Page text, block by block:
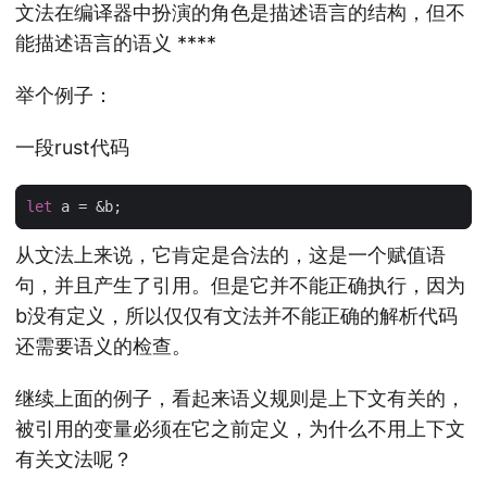
文法在编译器中扮演的角色是描述语言的结构，但不
能描述语言的语义 ****
举个例子：
一段rust代码
let a = &b;
从文法上来说，它肯定是合法的，这是一个赋值语
句，并且产生了引用。但是它并不能正确执行，因为
b没有定义，所以仅仅有文法并不能正确的解析代码
还需要语义的检查。
继续上面的例子，看起来语义规则是上下文有关的，
被引用的变量必须在它之前定义，为什么不用上下文
有关文法呢？